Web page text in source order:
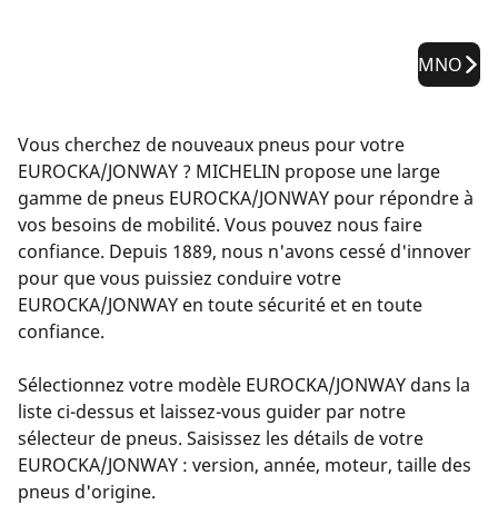
MNO
Vous cherchez de nouveaux pneus pour votre
EUROCKA/JONWAY ? MICHELIN propose une large
gamme de pneus EUROCKA/JONWAY pour répondre à
vos besoins de mobilité. Vous pouvez nous faire
confiance. Depuis 1889, nous n'avons cessé d'innover
pour que vous puissiez conduire votre
EUROCKA/JONWAY en toute sécurité et en toute
confiance.
Sélectionnez votre modèle EUROCKA/JONWAY dans la
liste ci-dessus et laissez-vous guider par notre
sélecteur de pneus. Saisissez les détails de votre
EUROCKA/JONWAY : version, année, moteur, taille des
pneus d'origine.